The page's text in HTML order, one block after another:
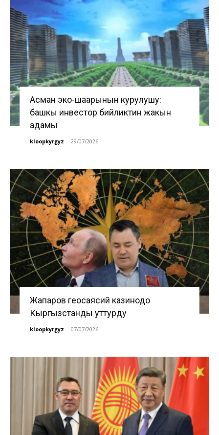
Асман эко-шаарынын курулушу:
башкы инвестор бийликтин жакын
адамы
kloopkyrgyz - 29/07/2026
Жапаров геосаясий казинодо
Кыргызстанды уттурду
kloopkyrgyz - 07/07/2026